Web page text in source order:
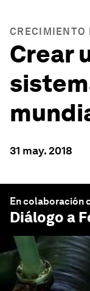
CRECIMIENTO
Crear
31 may. 2018
En colaboración
Diálogo a